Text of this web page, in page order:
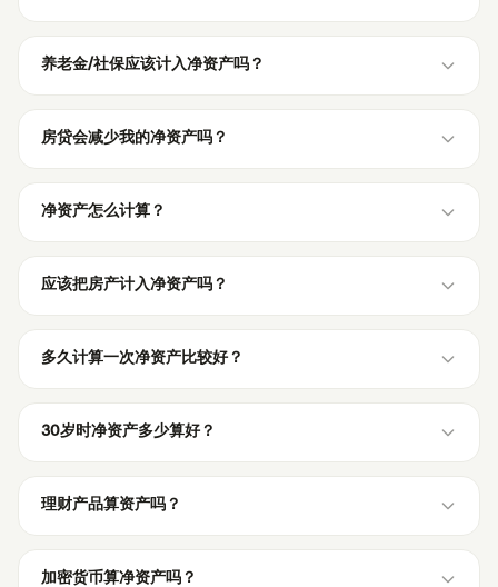
养老金/社保应该计入净资产吗？
房贷会减少我的净资产吗？
净资产怎么计算？
应该把房产计入净资产吗？
多久计算一次净资产比较好？
30岁时净资产多少算好？
理财产品算资产吗？
加密货币算净资产吗？